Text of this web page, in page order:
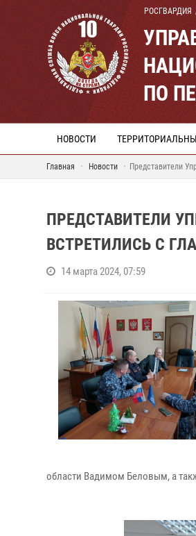
РОСГВАРДИЯ
ПО
НОВОСТИ
Главная Новости Представители
ПРЕДСТАВИТЕЛИ
ВСТРЕТИЛИСЬ С
14 марта 2024, 07:59
области Вадимом Беловым, а